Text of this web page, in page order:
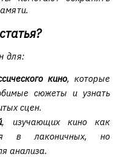
для:
кино, которые
сюжеты и узнать
сцен.
, изучающих кино как
в лаконичных, но
анализа.